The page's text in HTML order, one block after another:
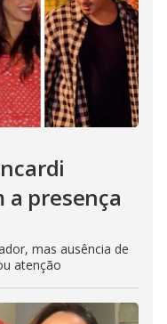
a presença
mas ausência de
atenção